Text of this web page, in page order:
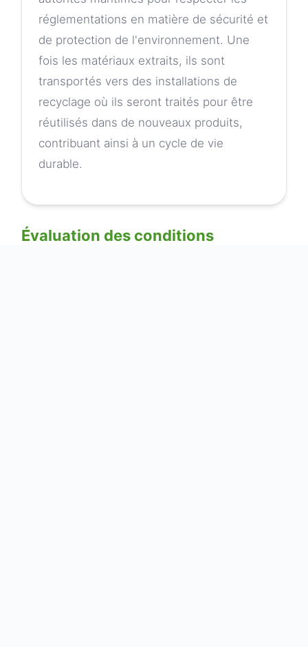
réglementations en matière de sécurité et
de protection de l'environnement. Une
fois les matériaux extraits, ils sont
transportés vers des installations de
recyclage où ils seront traités pour être
réutilisés dans de nouveaux produits,
contribuant ainsi à un cycle de vie
durable.
Évaluation des conditions